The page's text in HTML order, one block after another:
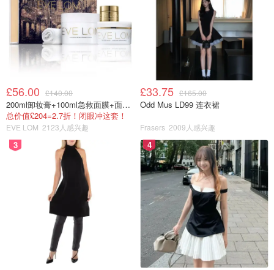
£56.00 £140.00
200ml卸妆膏+100ml急救面膜+面霜+洁颜布
总价值£204=2.7折！闭眼冲这套！
EVE LOM 2123人感兴趣
£33.75 £165.00
Odd Mus LD99 连衣裙
Frasers 2009人感兴趣
3 4